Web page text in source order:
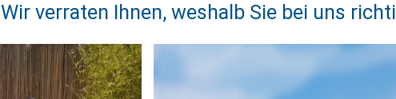
Wir verraten Ihnen, weshalb Sie bei uns